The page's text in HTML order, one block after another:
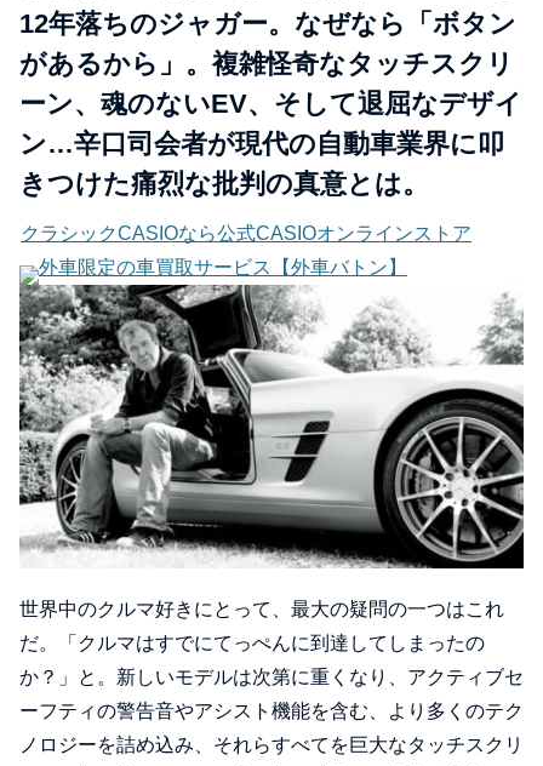
12年落ちのジャガー。なぜなら「ボタン
があるから」。複雑怪奇なタッチスクリ
ーン、魂のないEV、そして退屈なデザイ
ン…辛口司会者が現代の自動車業界に叩
きつけた痛烈な批判の真意とは。
クラシックCASIOなら公式CASIOオンラインストア
外車限定の車買取サービス【外車バトン】
世界中のクルマ好きにとって、最大の疑問の一つはこれ
だ。「クルマはすでにてっぺんに到達してしまったの
か？」と。新しいモデルは次第に重くなり、アクティブセ
ーフティの警告音やアシスト機能を含む、より多くのテク
ノロジーを詰め込み、それらすべてを巨大なタッチスクリ